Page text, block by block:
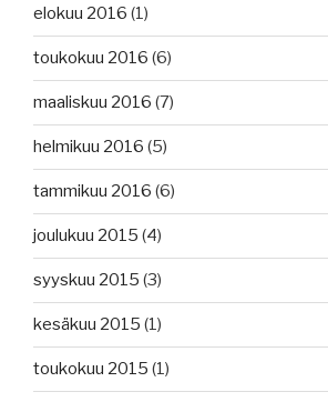
elokuu 2016 (1)
toukokuu 2016 (6)
maaliskuu 2016 (7)
helmikuu 2016 (5)
tammikuu 2016 (6)
joulukuu 2015 (4)
syyskuu 2015 (3)
kesäkuu 2015 (1)
toukokuu 2015 (1)